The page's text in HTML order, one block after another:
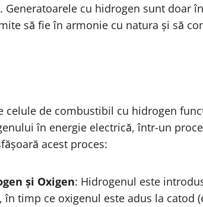
cu hidrogen sunt doar
să fie în armonie cu natura și să
celule de combustibil cu hidrogen
în energie electrică, într-un
acest proces:
și Oxigen: Hidrogenul este
în timp ce oxigenul este adus la catod